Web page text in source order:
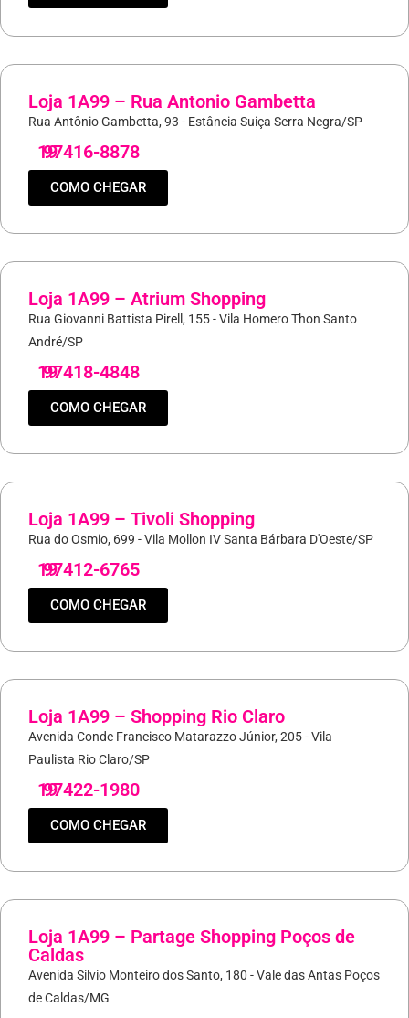
Loja 1A99 – Rua Antonio Gambetta
Rua Antônio Gambetta, 93 - Estância Suiça Serra Negra/SP
19
97416-8878
COMO CHEGAR
Loja 1A99 – Atrium Shopping
Rua Giovanni Battista Pirell, 155 - Vila Homero Thon Santo
André/SP
19
97418-4848
COMO CHEGAR
Loja 1A99 – Tivoli Shopping
Rua do Osmio, 699 - Vila Mollon IV Santa Bárbara D'Oeste/SP
19
97412-6765
COMO CHEGAR
Loja 1A99 – Shopping Rio Claro
Avenida Conde Francisco Matarazzo Júnior, 205 - Vila
Paulista Rio Claro/SP
19
97422-1980
COMO CHEGAR
Loja 1A99 – Partage Shopping Poços de
Caldas
Avenida Silvio Monteiro dos Santo, 180 - Vale das Antas Poços
de Caldas/MG